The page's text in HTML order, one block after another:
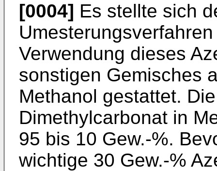
[0004] Es stellte sich
Verwendung dieses
sonstigen Gemisches
Methanol gestattet.
Dimethylcarbonat in
95 bis 10 Gew.-%.
wichtige 30 Gew.-%